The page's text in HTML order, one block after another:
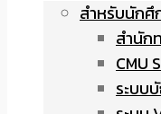
สำหรับนักศึ
สำนัก
CMU
ระบบ